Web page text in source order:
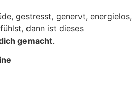
gestresst, genervt, energielos,
dann ist dieses
gemacht.